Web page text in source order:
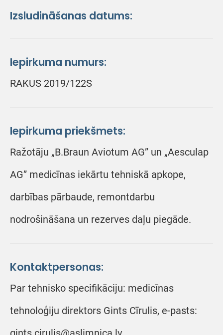
Izsludināšanas datums:
Iepirkuma numurs:
RAKUS 2019/122S
Iepirkuma priekšmets:
Ražotāju „B.Braun Aviotum AG” un „Aesculap
AG” medicīnas iekārtu tehniskā apkope,
darbības pārbaude, remontdarbu
nodrošināšana un rezerves daļu piegāde.
Kontaktpersonas:
Par tehnisko specifikāciju: medicīnas
tehnoloģiju direktors Gints Cīrulis, e-pasts: